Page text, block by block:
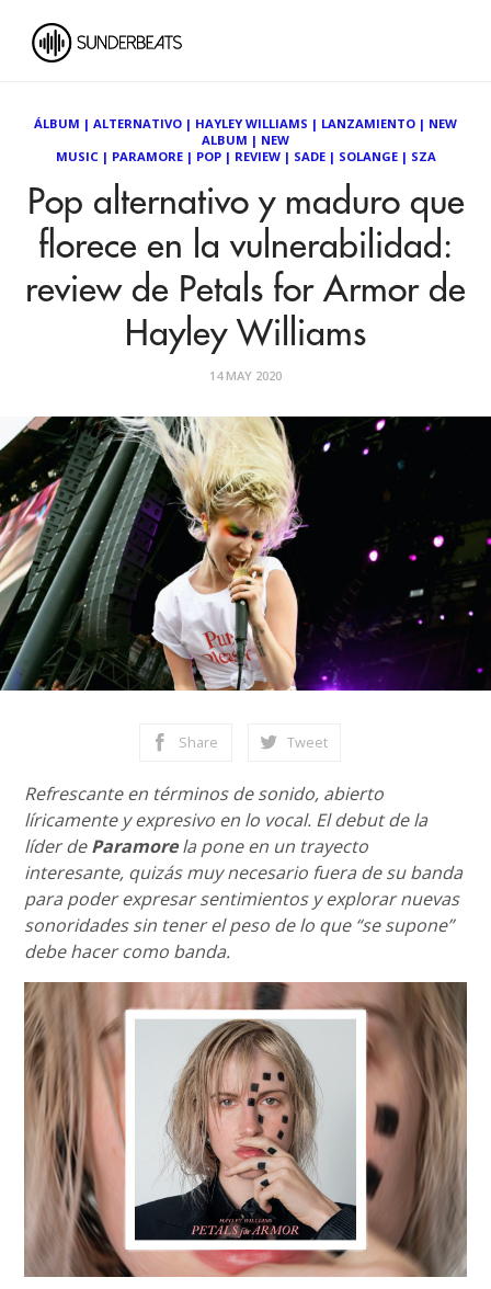
ÁLBUM | ALTERNATIVO | HAYLEY WILLIAMS | LANZAMIENTO | NEW
ALBUM | NEW
MUSIC| PARAMORE| POP| REVIEW| SADE| SOLANGE| SZA
Pop alternativo y maduro que
florece en la vulnerabilidad:
review de Petals for Armor de
Hayley Williams
14 MAY 2020
Share Tweet
Refrescante en términos de sonido, abierto
líricamente y expresivo en lo vocal. El debut de la
líder deParamorela pone en un trayecto
interesante, quizás muy necesario fuera de su banda
para poder expresar sentimientos y explorar nuevas
sonoridades sin tener el peso de lo que “se supone”
debe hacer como banda.